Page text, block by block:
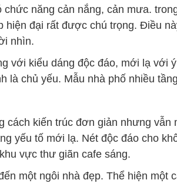
năng cản nắng, cản mưa.
hiện đại rất được chú trọng. Điều
nhìn.
với kiểu dáng độc đáo, mới lạ với
là chủ yếu. Mẫu nhà phố nhiều
cách kiến ​​trúc đơn giản nhưng vẫn
yếu tố mới lạ. Nét độc đáo cho
vực thư giãn cafe sáng.
một ngôi nhà đẹp. Thể hiện một